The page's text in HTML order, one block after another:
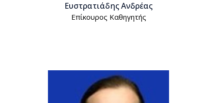
Ευστρατιάδης Ανδρέας
Επίκουρος Kαθηγητής